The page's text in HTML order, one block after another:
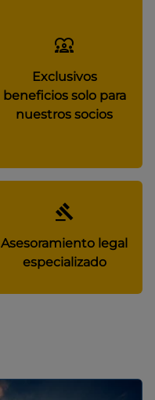
Exclusivos
beneficios solo para
nuestros socios
Asesoramiento legal
especializado